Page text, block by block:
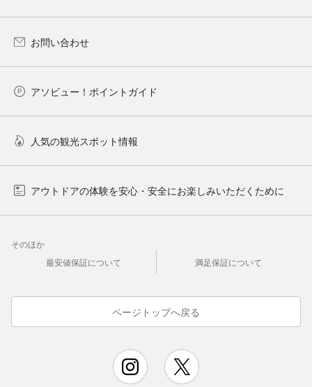
お問い合わせ
アソビュー！ポイントガイド
人気の観光スポット情報
アウトドアの体験を安心・安全にお楽しみいただくために
そのほか
最安値保証について
満足保証について
ページトップへ戻る